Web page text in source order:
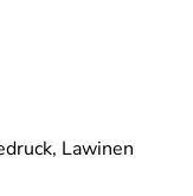
Lawinen